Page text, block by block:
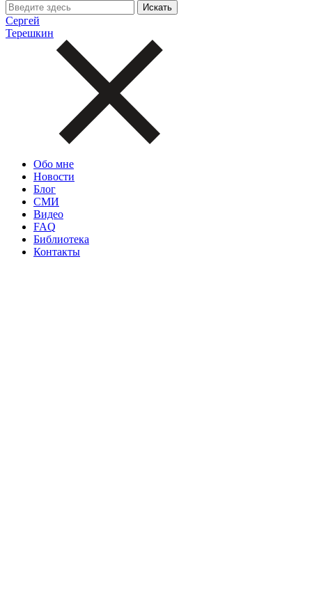
Сергей
Терешкин
Обо мне
Новости
Блог
СМИ
Видео
FAQ
Библиотека
Контакты